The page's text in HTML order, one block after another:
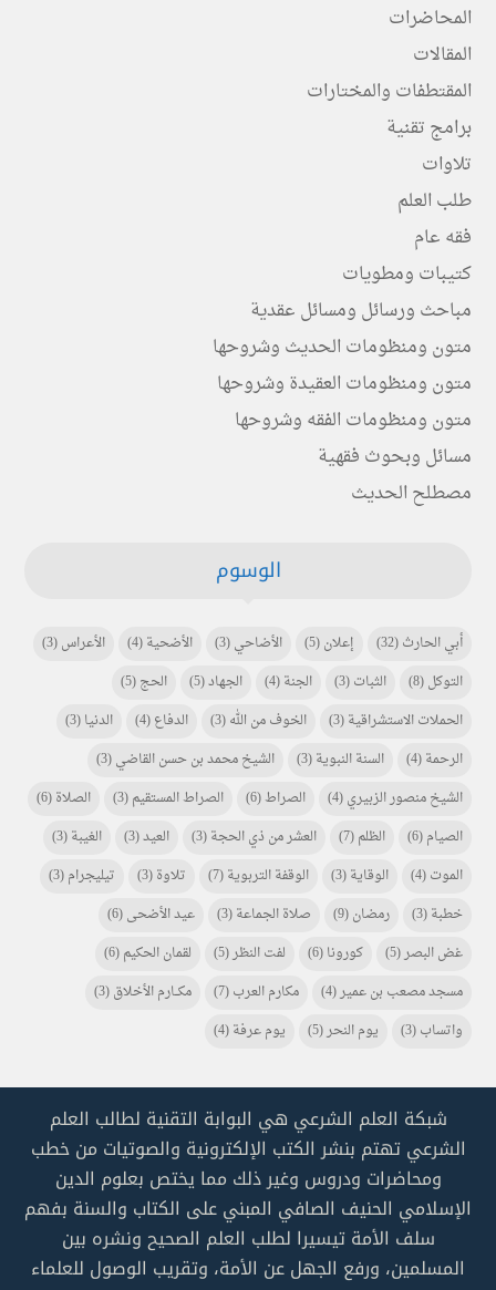
المحاضرات
المقالات
المقتطفات والمختارات
برامج تقنية
تلاوات
طلب العلم
فقه عام
كتيبات ومطويات
مباحث ورسائل ومسائل عقدية
متون ومنظومات الحديث وشروحها
متون ومنظومات العقيدة وشروحها
متون ومنظومات الفقه وشروحها
مسائل وبحوث فقهية
مصطلح الحديث
الوسوم
أبي الحارث(32) إعلان(5) الأضاحي(3) الأضحية(4) الأعراس(3)
التوكل(8) الثبات(3) الجنة(4) الجهاد(5) الحج(5)
الحملات الاستشراقية(3) الخوف من الله(3) الدفاع(4) الدنيا(3)
الرحمة(4) السنة النبوية(3) الشيخ محمد بن حسن القاضي(3)
الشيخ منصور الزبيري(4) الصراط(6) الصراط المستقيم(3) الصلاة(6)
الصيام(6) الظلم(7) العشر من ذي الحجة(3) العيد(3) الغيبة(3)
الموت(4) الوقاية(3) الوقفة التربوية(7) تلاوة(3) تيليجرام(3)
خطبة(3) رمضان(9) صلاة الجماعة(3) عيد الأضحى(6)
غض البصر(5) كورونا(6) لفت النظر(5) لقمان الحكيم(6)
مسجد مصعب بن عمير(4) مكارم العرب(7) مكـــارم الأخلاق(3)
واتساب(3) يوم النحر(5) يوم عرفة(4)
شبكة العلم الشرعي هي البوابة التقنية لطالب العلم
الشرعي تهتم بنشر الكتب الإلكترونية والصوتيات من خطب
ومحاضرات ودروس وغير ذلك مما يختص بعلوم الدين
الإسلامي الحنيف الصافي المبني على الكتاب والسنة بفهم
سلف الأمة تيسيرا لطلب العلم الصحيح ونشره بين
المسلمين، ورفع الجهل عن الأمة، وتقريب الوصول للعلماء